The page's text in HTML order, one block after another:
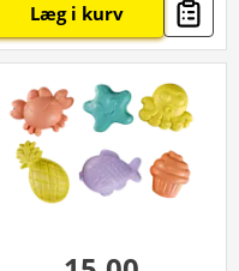
Læg i kurv